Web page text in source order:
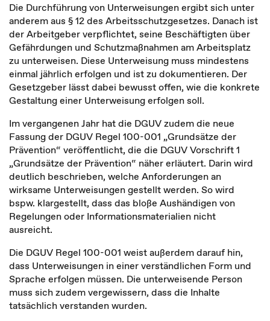
Die Durchführung von Unterweisungen ergibt sich unter
anderem aus § 12 des Arbeitsschutzgesetzes. Danach ist
der Arbeitgeber verpflichtet, seine Beschäftigten über
Gefährdungen und Schutzmaßnahmen am Arbeitsplatz
zu unterweisen. Diese Unterweisung muss mindestens
einmal jährlich erfolgen und ist zu dokumentieren. Der
Gesetzgeber lässt dabei bewusst offen, wie die konkrete
Gestaltung einer Unterweisung erfolgen soll.
Im vergangenen Jahr hat die DGUV zudem die neue
Fassung der DGUV Regel 100-001 „Grundsätze der
Prävention“ veröffentlicht, die die DGUV Vorschrift 1
„Grundsätze der Prävention“ näher erläutert. Darin wird
deutlich beschrieben, welche Anforderungen an
wirksame Unterweisungen gestellt werden. So wird
bspw. klargestellt, dass das bloße Aushändigen von
Regelungen oder Informationsmaterialien nicht
ausreicht.
Die DGUV Regel 100-001 weist außerdem darauf hin,
dass Unterweisungen in einer verständlichen Form und
Sprache erfolgen müssen. Die unterweisende Person
muss sich zudem vergewissern, dass die Inhalte
tatsächlich verstanden wurden.